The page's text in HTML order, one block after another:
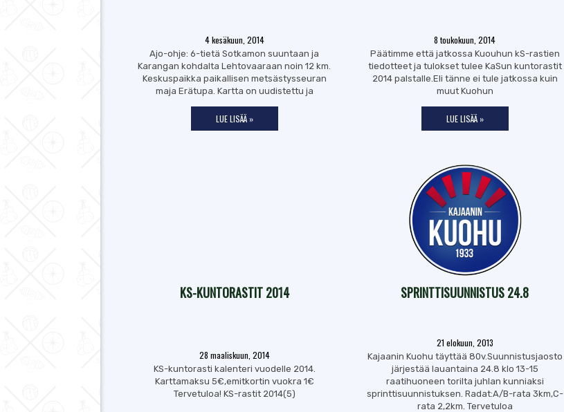
4 kesäkuun, 2014
Ajo-ohje: 6-tietä Sotkamon suuntaan ja
Karangan kohdalta Lehtovaaraan noin 12 km.
Keskuspaikka paikallisen metsästysseuran
maja Erätupa. Kartta on uudistettu ja
LUE LISÄÄ »
8 toukokuun, 2014
Päätimme että jatkossa Kuouhun kS-rastien
tiedotteet ja tulokset tulee KaSun kuntorastit
2014 palstalle.Eli tänne ei tule jatkossa kuin
muut Kuohun
LUE LISÄÄ »
KS-KUNTORASTIT 2014
28 maaliskuun, 2014
KS-kuntorasti kalenteri vuodelle 2014.
Karttamaksu 5€,emitkortin vuokra 1€
Tervetuloa! KS-rastit 2014(5)
SPRINTTISUUNNISTUS 24.8
21 elokuun, 2013
Kajaanin Kuohu täyttää 80v.Suunnistusjaosto
järjestää lauantaina 24.8 klo 13-15
raatihuoneen torilta juhlan kunniaksi
sprinttisuunnistuksen. Radat:A/B-rata 3km,C-
rata 2,2km. Tervetuloa